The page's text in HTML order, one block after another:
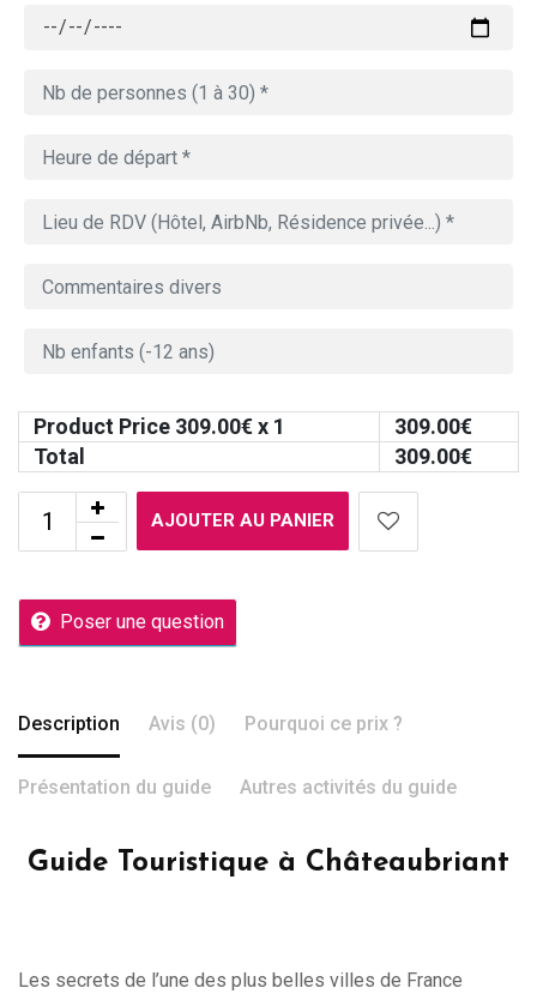
Product Price 309.00€ x 1 309.00€
Total
309.00€
AJOUTER AU PANIER
Poser une question
Description Avis (0) Pourquoi ce prix ?
Présentation du guide Autres activités du guide
Guide Touristique à Châteaubriant
Les secrets de l’une des plus belles villes de France